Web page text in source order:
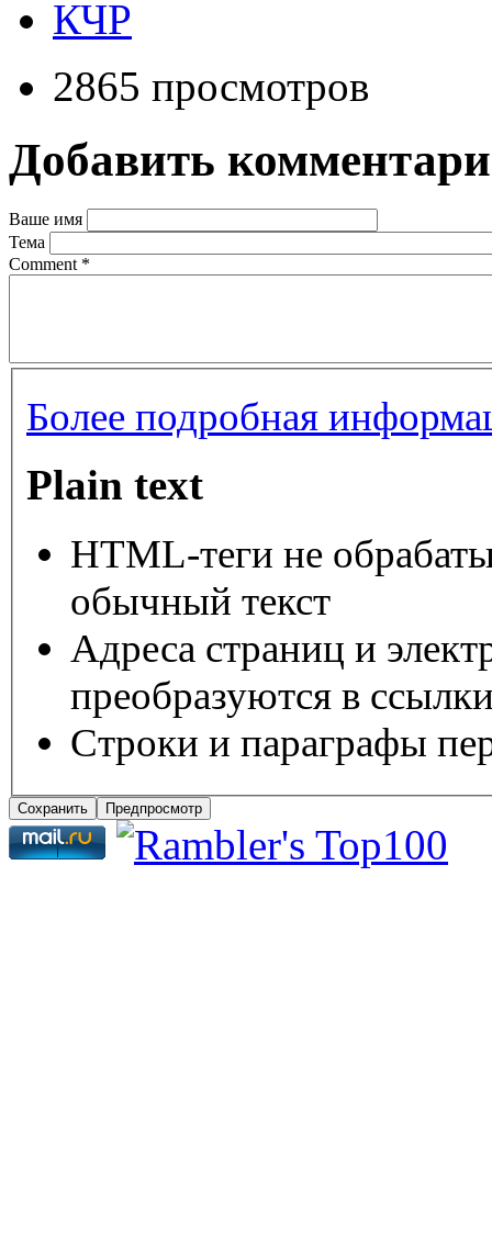
КЧР
2865 просмотров
Добавить
Ваше имя
Тема
Comment *
Более подробная
Plain text
HTML-теги не
обычный текст
Адреса страниц и
преобразуются в
Строки и параграфы